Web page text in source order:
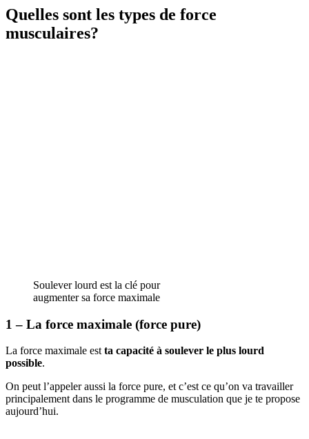
Quelles sont les types de force
musculaires?
Soulever lourd est la clé pour
augmenter sa force maximale
1 – La force maximale (force pure)
La force maximale est ta capacité à soulever le plus lourd
possible.
On peut l’appeler aussi la force pure, et c’est ce qu’on va travailler
principalement dans le programme de musculation que je te propose
aujourd’hui.